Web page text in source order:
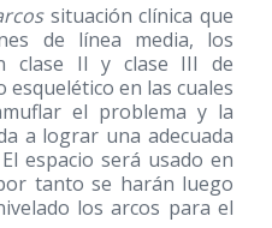
situación clínica que
de línea media, los
clase II y clase III de
en las cuales
el problema y la
a lograr una adecuada
espacio será usado en
tanto se harán luego
los arcos para el